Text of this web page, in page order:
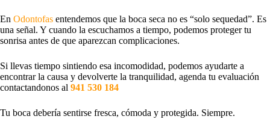
En Odontofas entendemos que la boca seca no es “solo sequedad”. Es
una señal. Y cuando la escuchamos a tiempo, podemos proteger tu
sonrisa antes de que aparezcan complicaciones.
Si llevas tiempo sintiendo esa incomodidad, podemos ayudarte a
encontrar la causa y devolverte la tranquilidad, agenda tu evaluación
contactandonos al 941 530 184
Tu boca debería sentirse fresca, cómoda y protegida. Siempre.